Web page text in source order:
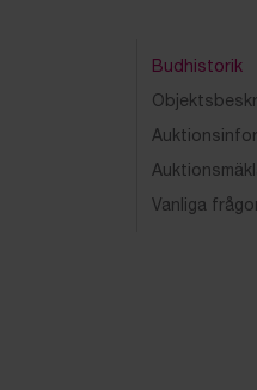
Budhistorik
Vanliga